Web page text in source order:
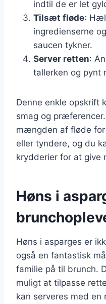
indtil de er let
Tilsæt fløde:
ingredienserne
saucen tykner.
Server retten:
tallerken og pynt
Denne enkle opskrift
smag og
mængden af fløde
eller tyndere, og du
krydderier for at give
Høns i
Høns i asparges er
også en fantastisk
familie på til brunch.
muligt at tilpasse
kan serveres med